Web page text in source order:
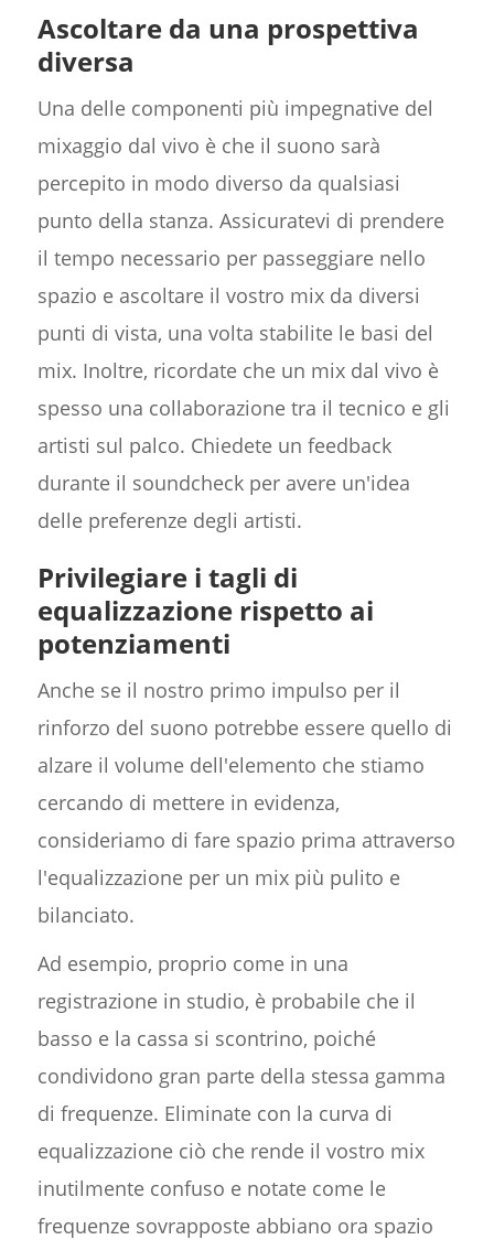
Ascoltare da una prospettiva
diversa
Una delle componenti più impegnative del
mixaggio dal vivo è che il suono sarà
percepito in modo diverso da qualsiasi
punto della stanza. Assicuratevi di prendere
il tempo necessario per passeggiare nello
spazio e ascoltare il vostro mix da diversi
punti di vista, una volta stabilite le basi del
mix. Inoltre, ricordate che un mix dal vivo è
spesso una collaborazione tra il tecnico e gli
artisti sul palco. Chiedete un feedback
durante il soundcheck per avere un'idea
delle preferenze degli artisti.
Privilegiare i tagli di
equalizzazione rispetto ai
potenziamenti
Anche se il nostro primo impulso per il
rinforzo del suono potrebbe essere quello di
alzare il volume dell'elemento che stiamo
cercando di mettere in evidenza,
consideriamo di fare spazio prima attraverso
l'equalizzazione per un mix più pulito e
bilanciato.
Ad esempio, proprio come in una
registrazione in studio, è probabile che il
basso e la cassa si scontrino, poiché
condividono gran parte della stessa gamma
di frequenze. Eliminate con la curva di
equalizzazione ciò che rende il vostro mix
inutilmente confuso e notate come le
frequenze sovrapposte abbiano ora spazio